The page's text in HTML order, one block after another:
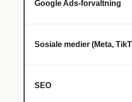
Google Ads-forvaltning
Sosiale medier (Meta,
SEO